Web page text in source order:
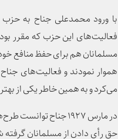
با ورود محمدعلی جناح به
فعالیت‌های این حزب که مقرر
مسلمانان هم برای حفظ منافع
هموار نمودند و فعالیت‌های
می‌کرد و به همین خاطر یکی از
در مارس ۱۹۲۷ جناح